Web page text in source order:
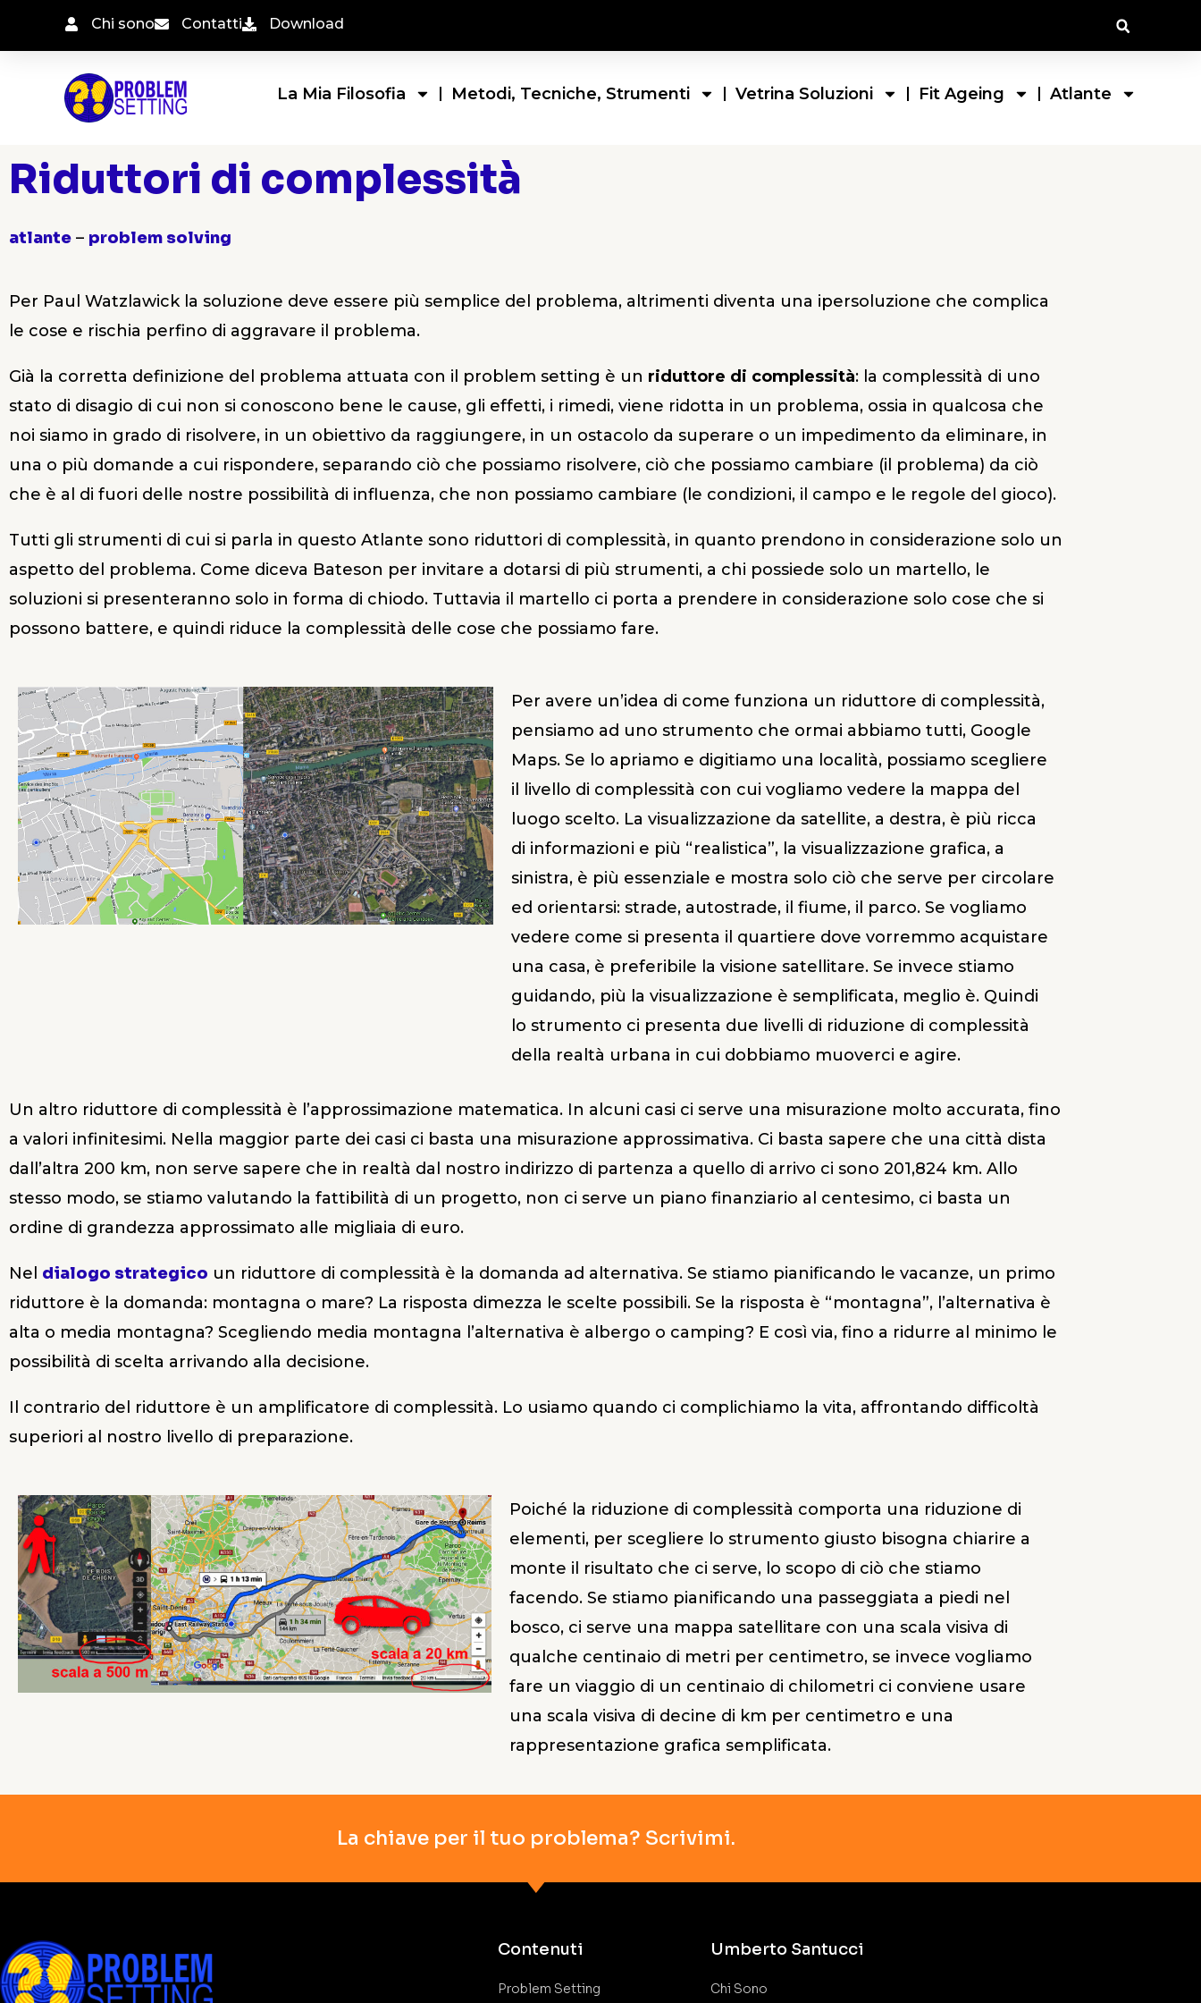
contenuto
Chi sono Contatti Download
La Mia Filosofia Metodi, Tecniche, Strumenti Vetrina Soluzioni Fit Ageing Atlante
Riduttori di complessità
atlante – problem solving
Per Paul Watzlawick la soluzione deve essere più semplice del problema, altrimenti diventa una ipersoluzione che complica
le cose e rischia perfino di aggravare il problema.
Già la corretta definizione del problema attuata con il problem setting è un riduttore di complessità: la complessità di uno
stato di disagio di cui non si conoscono bene le cause, gli effetti, i rimedi, viene ridotta in un problema, ossia in qualcosa che
noi siamo in grado di risolvere, in un obiettivo da raggiungere, in un ostacolo da superare o un impedimento da eliminare, in
una o più domande a cui rispondere, separando ciò che possiamo risolvere, ciò che possiamo cambiare (il problema) da ciò
che è al di fuori delle nostre possibilità di influenza, che non possiamo cambiare (le condizioni, il campo e le regole del gioco).
Tutti gli strumenti di cui si parla in questo Atlante sono riduttori di complessità, in quanto prendono in considerazione solo un
aspetto del problema. Come diceva Bateson per invitare a dotarsi di più strumenti, a chi possiede solo un martello, le
soluzioni si presenteranno solo in forma di chiodo. Tuttavia il martello ci porta a prendere in considerazione solo cose che si
possono battere, e quindi riduce la complessità delle cose che possiamo fare.
Per avere un’idea di come funziona un riduttore di complessità,
pensiamo ad uno strumento che ormai abbiamo tutti, Google
Maps. Se lo apriamo e digitiamo una località, possiamo scegliere
il livello di complessità con cui vogliamo vedere la mappa del
luogo scelto. La visualizzazione da satellite, a destra, è più ricca
di informazioni e più “realistica”, la visualizzazione grafica, a
sinistra, è più essenziale e mostra solo ciò che serve per circolare
ed orientarsi: strade, autostrade, il fiume, il parco. Se vogliamo
vedere come si presenta il quartiere dove vorremmo acquistare
una casa, è preferibile la visione satellitare. Se invece stiamo
guidando, più la visualizzazione è semplificata, meglio è. Quindi
lo strumento ci presenta due livelli di riduzione di complessità
della realtà urbana in cui dobbiamo muoverci e agire.
Un altro riduttore di complessità è l’approssimazione matematica. In alcuni casi ci serve una misurazione molto accurata, fino
a valori infinitesimi. Nella maggior parte dei casi ci basta una misurazione approssimativa. Ci basta sapere che una città dista
dall’altra 200 km, non serve sapere che in realtà dal nostro indirizzo di partenza a quello di arrivo ci sono 201,824 km. Allo
stesso modo, se stiamo valutando la fattibilità di un progetto, non ci serve un piano finanziario al centesimo, ci basta un
ordine di grandezza approssimato alle migliaia di euro.
Nel dialogo strategico un riduttore di complessità è la domanda ad alternativa. Se stiamo pianificando le vacanze, un primo
riduttore è la domanda: montagna o mare? La risposta dimezza le scelte possibili. Se la risposta è “montagna”, l’alternativa è
alta o media montagna? Scegliendo media montagna l’alternativa è albergo o camping? E così via, fino a ridurre al minimo le
possibilità di scelta arrivando alla decisione.
Il contrario del riduttore è un amplificatore di complessità. Lo usiamo quando ci complichiamo la vita, affrontando difficoltà
superiori al nostro livello di preparazione.
Poiché la riduzione di complessità comporta una riduzione di
elementi, per scegliere lo strumento giusto bisogna chiarire a
monte il risultato che ci serve, lo scopo di ciò che stiamo
facendo. Se stiamo pianificando una passeggiata a piedi nel
bosco, ci serve una mappa satellitare con una scala visiva di
qualche centinaio di metri per centimetro, se invece vogliamo
fare un viaggio di un centinaio di chilometri ci conviene usare
una scala visiva di decine di km per centimetro e una
rappresentazione grafica semplificata.
La chiave per il tuo problema? Scrivimi.
Contenuti
Problem Setting
Umberto Santucci
Chi Sono